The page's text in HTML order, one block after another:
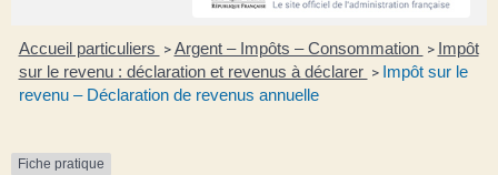
Accueil particuliers > Argent – Impôts – Consommation > Impôt
sur le revenu : déclaration et revenus à déclarer > Impôt sur le
revenu – Déclaration de revenus annuelle
Fiche pratique